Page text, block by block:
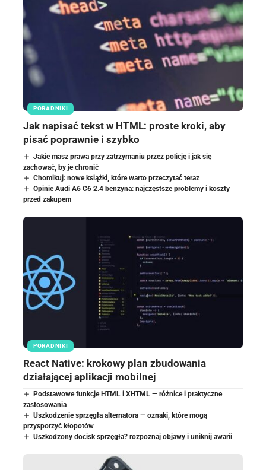
PORADNIKI
Jak napisać tekst w HTML: proste kroki, aby
pisać poprawnie i szybko
Jakie masz prawa przy zatrzymaniu przez policję i jak się
zachować, by je chronić
Chomikuj: nowe książki, które warto przeczytać teraz
Opinie Audi A6 C6 2.4 benzyna: najczęstsze problemy i koszty
przed zakupem
PORADNIKI
React Native: krokowy plan zbudowania
działającej aplikacji mobilnej
Podstawowe funkcje HTML i XHTML — różnice i praktyczne
zastosowania
Uszkodzenie sprzęgła alternatora — oznaki, które mogą
przysporzyć kłopotów
Uszkodzony docisk sprzęgła? rozpoznaj objawy i uniknij awarii